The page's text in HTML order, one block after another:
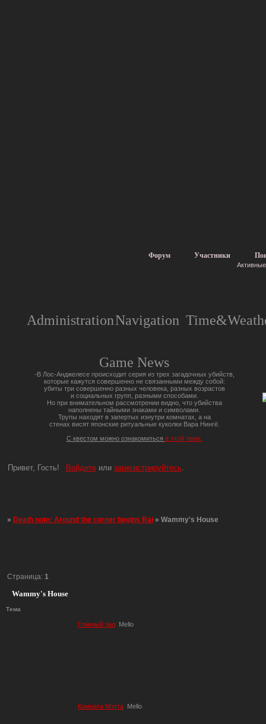
Форум Участники
AdministrationNavigation
Game News
-В Лос-Анджелесе происходит серия из трех загадочных убийств,
которые кажутся совершенно не связанными между собой:
убиты три совершенно разных человека, разных возрастов
и социальных групп, разными способами.
Но при внимательном рассмотрении видно, что убийства
наполнены тайными знаками и символами.
Трупы находят в запертых изнутри комнатах, а на
стенах висят японские ритуальные куколки Вара Нингё.
С квестом можно ознакомиться в этой теме.
Привет, Гость! Войдитеили зарегистрируйтесь.
»Death note: Around the corner begins Rai »Wammy's House
Wammy's House
Страница: 1
Тема
Главный зал Mello
Комната Мэтта Mello